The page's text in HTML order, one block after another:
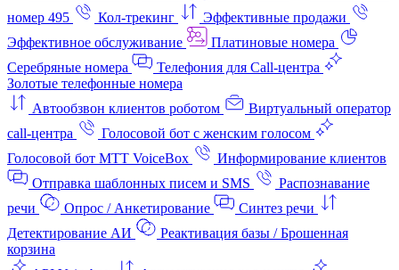
номер 495
Кол-трекинг
Эффективные продажи
Эффективное обслуживание
Платиновые номера
Серебряные номера
Телефония для Call-центра
Золотые телефонные номера
Автообзвон клиентов роботом
Виртуальный оператор
call-центра
Голосовой бот с женским голосом
Голосовой бот МТТ VoiceBox
Информирование клиентов
Отправка шаблонных писем и SMS
Распознавание
речи
Опрос / Анкетирование
Синтез речи
Детектирование АИ
Реактивация базы / Брошенная
корзина